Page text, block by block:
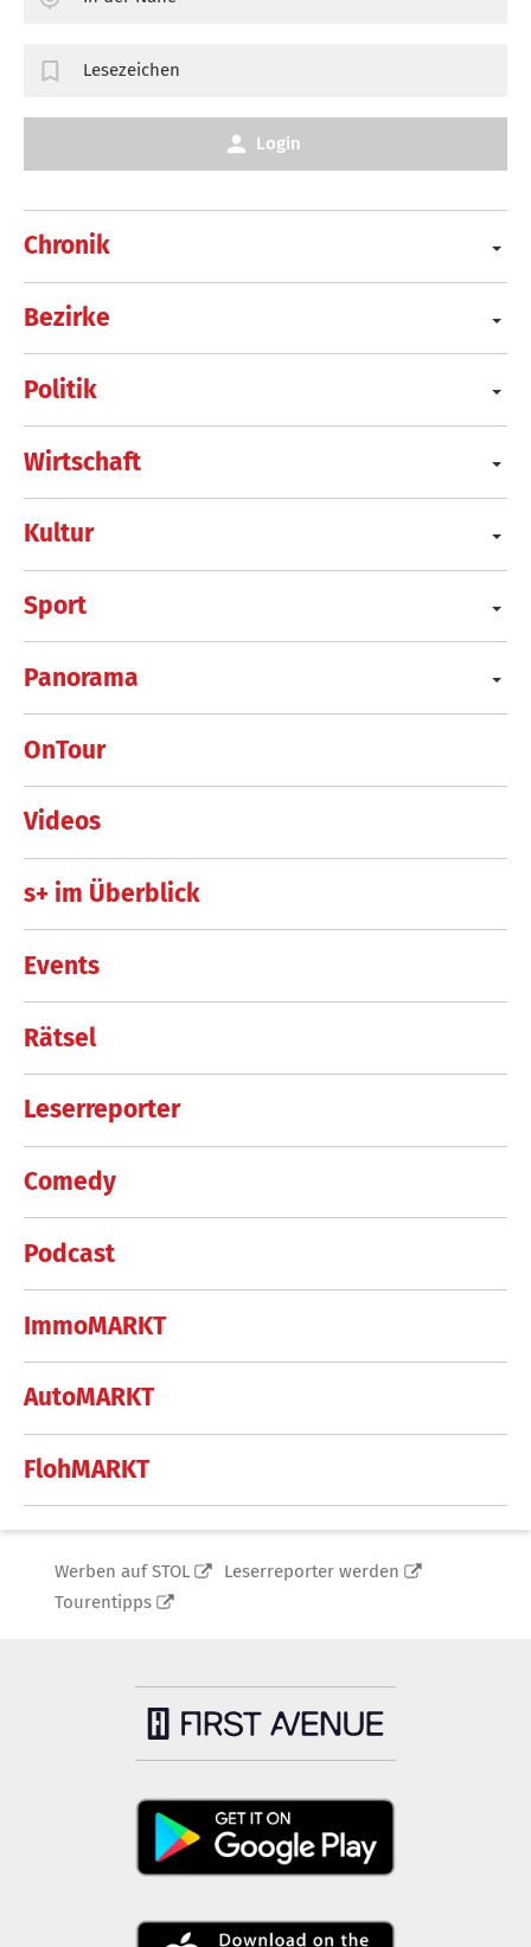
Chronik
Bezirke
Politik
Wirtschaft
Kultur
Sport
Panorama
OnTour
Videos
s+ im Überblick
Events
Rätsel
Leserreporter
Comedy
Podcast
ImmoMARKT
AutoMARKT
FlohMARKT
Lesezeichen
Login
Werben auf STOL
Leserreporter werden
Tourentipps